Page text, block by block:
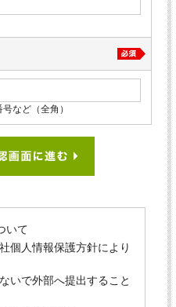
など（全角）
いて
個人情報保護方針により
いで外部へ提出すること